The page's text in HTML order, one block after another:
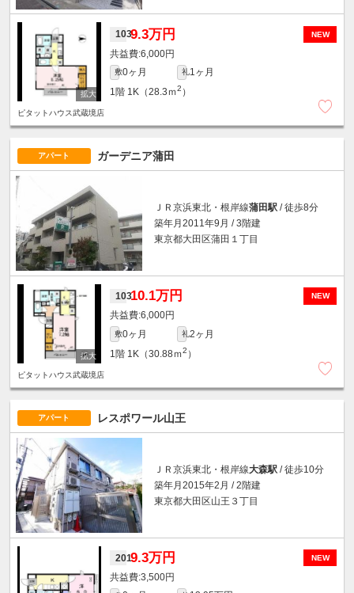
NEW
1039.3万円
6,000円
敷0ヶ月 礼1ヶ月
1階 1K（28.3ｍ2 ）
ピタットハウス武蔵境店
アパート ガーデニア蒲田
ＪＲ京浜東北・根岸線蒲田駅 / 徒歩8分
築年月2011年9月 / 3階建
東京都大田区蒲田１丁目
NEW
10310.1万円
6,000円
敷0ヶ月 礼2ヶ月
1階 1K（30.88ｍ2 ）
ピタットハウス武蔵境店
アパート レスポワール山王
ＪＲ京浜東北・根岸線大森駅 / 徒歩10分
築年月2015年2月 / 2階建
東京都大田区山王３丁目
NEW
2019.3万円
3,500円